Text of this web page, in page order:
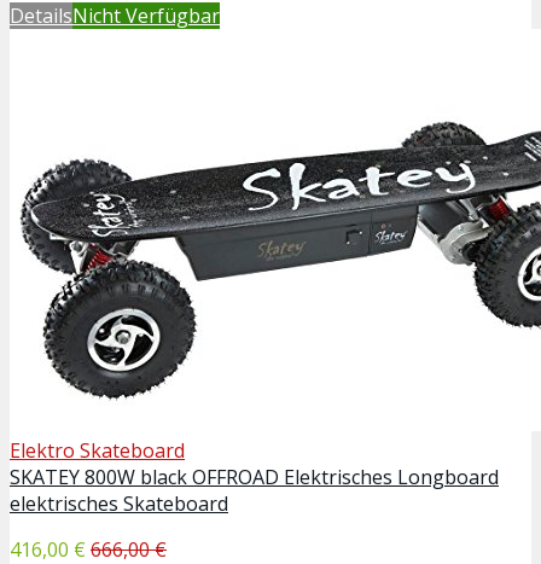
DetailsNicht Verfügbar
Elektro Skateboard
SKATEY 800W black OFFROAD Elektrisches Longboard
elektrisches Skateboard
416,00 € 666,00 €